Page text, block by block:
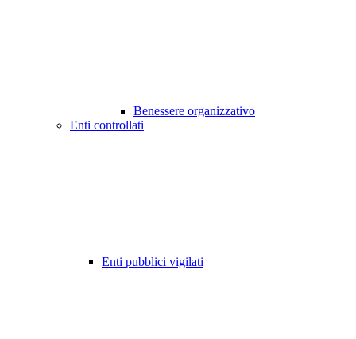
Benessere organizzativo
Enti controllati
Enti pubblici vigilati